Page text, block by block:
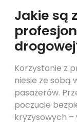
Jakie są
Korzystanie z
niesie ze sobą
pasażerów.
poczucie
kryzysowych –